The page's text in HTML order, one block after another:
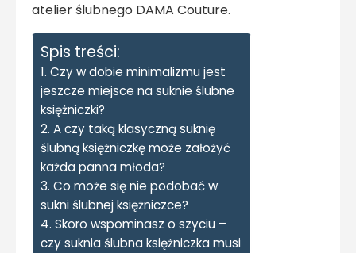
atelier ślubnego DAMA Couture.
Spis treści:
Czy w dobie minimalizmu jest
jeszcze miejsce na suknie ślubne
księżniczki?
A czy taką klasyczną suknię
ślubną księżniczkę może założyć
każda panna młoda?
Co może się nie podobać w
sukni ślubnej księżniczce?
Skoro wspominasz o szyciu –
czy suknia ślubna księżniczka musi